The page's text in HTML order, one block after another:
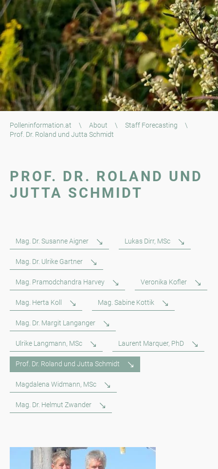
Polleninformation.at \ About \ Staff Forecasting
\
Prof. Dr. Roland und Jutta Schmidt
PROF. DR. ROLAND UND
JUTTA SCHMIDT
Mag. Dr. Susanne Aigner Lukas Dirr, MSc
Mag. Dr. Ulrike Gartner
Mag. Pramodchandra Harvey Veronika Kofler
Mag. Herta Koll Mag. Sabine Kottik
Mag. Dr. Margit Langanger
Ulrike Langmann, MSc Laurent Marquer, PhD
Prof. Dr. Roland und Jutta Schmidt
Magdalena Widmann, MSc
Mag. Dr. Helmut Zwander